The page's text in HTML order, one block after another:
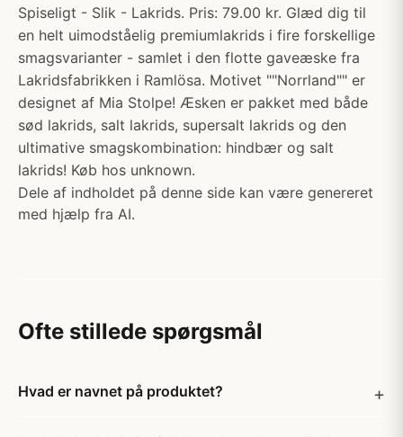
Spiseligt - Slik - Lakrids. Pris: 79.00 kr. Glæd dig til
en helt uimodståelig premiumlakrids i fire forskellige
smagsvarianter - samlet i den flotte gaveæske fra
Lakridsfabrikken i Ramlösa. Motivet ""Norrland"" er
designet af Mia Stolpe! Æsken er pakket med både
sød lakrids, salt lakrids, supersalt lakrids og den
ultimative smagskombination: hindbær og salt
lakrids! Køb hos unknown.
Dele af indholdet på denne side kan være genereret
med hjælp fra AI.
Ofte stillede spørgsmål
Hvad er navnet på produktet?